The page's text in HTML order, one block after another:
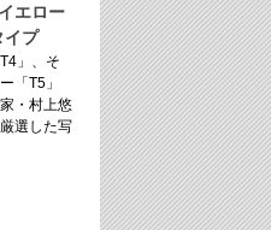
エロー
プ
」、そ
「T5」
・村上悠
選した写